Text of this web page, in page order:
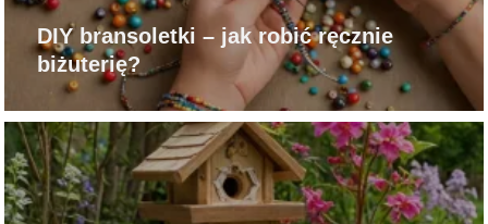
DIY bransoletki – jak robić ręcznie
biżuterię?